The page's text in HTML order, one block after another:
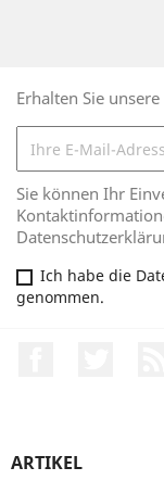
Erhalten Sie
Sie können Ihr
Ich habe die
genommen.
ARTIKEL